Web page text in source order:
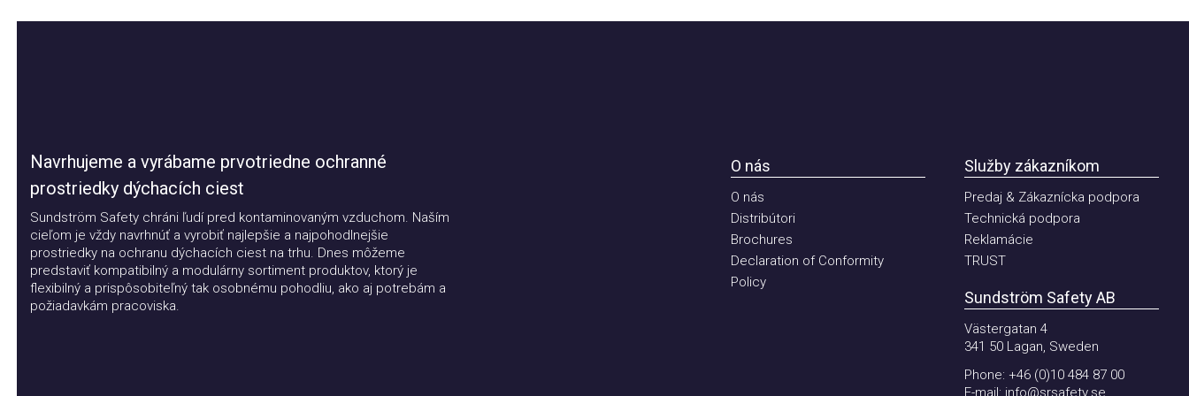
Navrhujeme a vyrábame prvotriedne ochranné
prostriedky dýchacích ciest
Sundström Safety chráni ľudí pred kontaminovaným vzduchom. Naším
cieľom je vždy navrhnúť a vyrobiť najlepšie a najpohodlnejšie
prostriedky na ochranu dýchacích ciest na trhu. Dnes môžeme
predstaviť kompatibilný a modulárny sortiment produktov, ktorý je
flexibilný a prispôsobiteľný tak osobnému pohodliu, ako aj potrebám a
požiadavkám pracoviska.
O nás
O nás
Distribútori
Brochures
Declaration of Conformity
Policy
Služby zákazníkom
Predaj & Zákaznícka podpora
Technická podpora
Reklamácie
TRUST
Sundström Safety AB
Västergatan 4
341 50 Lagan, Sweden
Phone:+46 (0)10 484 87 00
E-mail:info@srsafety.se